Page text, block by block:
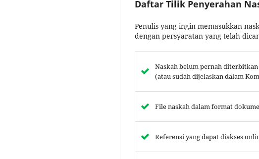
Daftar Tilik Penyerahan
Penulis yang ingin memasukkan
dengan persyaratan yang telah
Naskah belum pernah
(atau sudah dijelaskan dalam
File naskah dalam format
Referensi yang dapat diakses